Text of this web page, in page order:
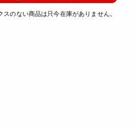
スのない商品は只今在庫がありません。